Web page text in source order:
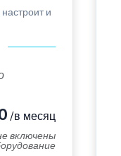
и
/в месяц
включены